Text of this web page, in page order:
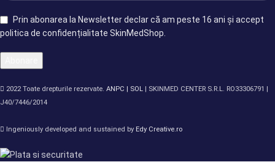
Prin abonarea la Newsletter declar că am peste 16 ani și accept
politica de confidențialitate SkinMedShop.
2022 Toate drepturile rezervate. ANPC | SOL | SKINMED CENTER S.R.L. RO33306791 |
J40/7446/2014
Ingeniously developed and sustained by Edy Creative.ro